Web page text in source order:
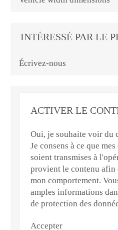
INTÉRESSÉ PAR LE
Écrivez-nous
ACTIVER LE
Oui, je souhaite voir du
Je consens à ce que
soient transmises à
provient le contenu afin
mon comportement.
amples informations
de protection des
Accepter